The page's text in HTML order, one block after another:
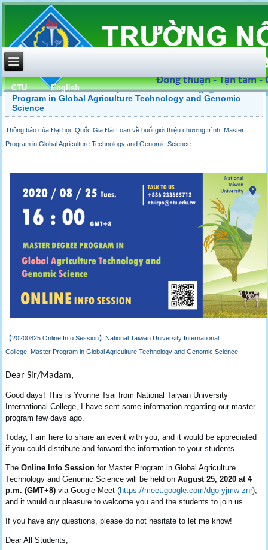
CTU English
National Taiwan University International College_Master
Program in Global Agriculture Technology and Genomic
Science
Thông báo của Đại học Quốc Gia Đài Loan về buổi giới thiệu chương trình Master
Program in Global Agriculture Technology and Genomic Science.
【20200825 Online Info Session】National Taiwan University International
College_Master Program in Global Agriculture Technology and Genomic Science
Dear Sir/Madam,
Good days! This is Yvonne Tsai from National Taiwan University
International College, I have sent some information regarding our master
program few days ago.
Today, I am here to share an event with you, and it would be appreciated
if you could distribute and forward the information to your students.
TheOnline Info Session for Master Program in Global Agriculture
Technology and Genomic Science will be held onAugust 25, 2020 at 4
p.m. (GMT+8)via Google Meet (https://meet.google.com/dgo-yjmw-znr),
and it would our pleasure to welcome you and the students to join us.
If you have any questions, please do not hesitate to let me know!
Dear All Students,